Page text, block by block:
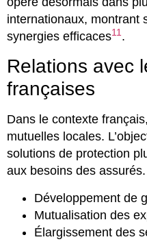
internationaux, montrant
synergies efficaces11.
Relations avec
françaises
Dans le contexte
mutuelles locales.
solutions de protection
aux besoins des assurés.
Développement de
Mutualisation des
Élargissement des